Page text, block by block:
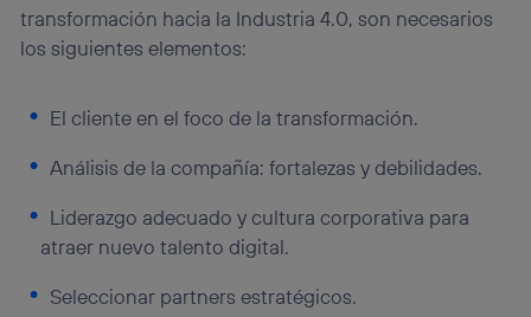
transformación hacia la Industria 4.0, son necesarios
los siguientes elementos:
El cliente en el foco de la transformación.
Análisis de la compañía: fortalezas y debilidades.
Liderazgo adecuado y cultura corporativa para
atraer nuevo talento digital.
Seleccionar partners estratégicos.